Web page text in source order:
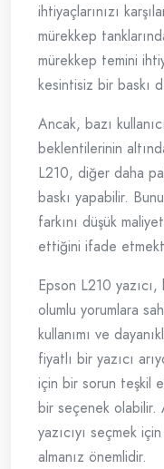
ihtiyaçlarınızı
mürekkep
mürekkep temini
kesintisiz bir baskı
Ancak, bazı
beklentilerinin
L210, diğer daha
baskı yapabilir.
farkını düşük
ettiğini ifade
Epson L210 yazıcı,
olumlu yorumlara
kullanımı ve
fiyatlı bir yazıcı
için bir sorun teşkil
bir seçenek olabilir.
yazıcıyı seçmek
almanız önemlidir.